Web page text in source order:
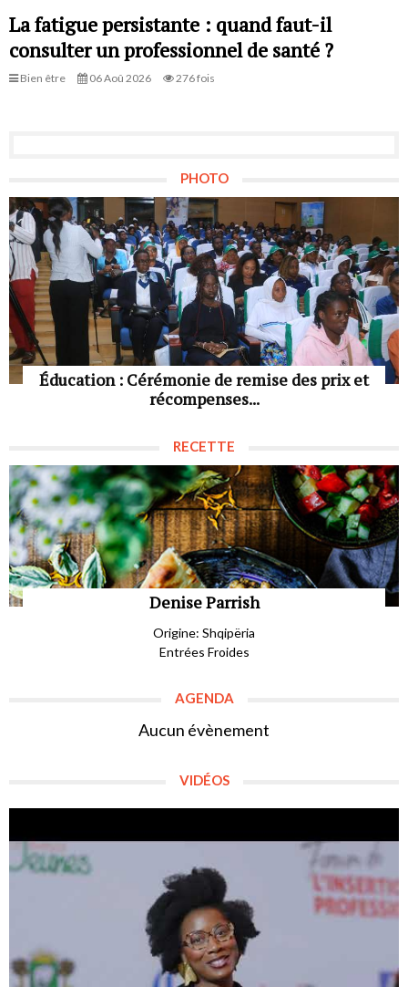
La fatigue persistante : quand faut-il
consulter un professionnel de santé ?
Bien être 06 Aoû 2026 276 fois
PHOTO
Éducation : Cérémonie de remise des prix et
récompenses...
RECETTE
Denise Parrish
Origine: Shqipëria
Entrées Froides
AGENDA
Aucun évènement
VIDÉOS